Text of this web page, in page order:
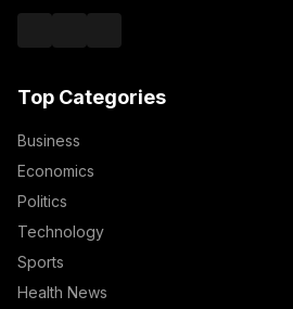
Top Categories
Business
Economics
Politics
Technology
Sports
Health News